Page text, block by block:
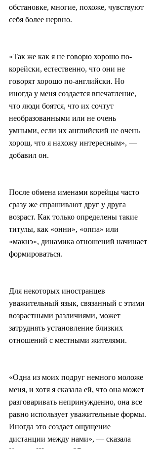
обстановке, многие, похоже, чувствуют
себя более нервно.
«Так же как я не говорю хорошо по-
корейски, естественно, что они не
говорят хорошо по-английски. Но
иногда у меня создается впечатление,
что люди боятся, что их сочтут
необразованными или не очень
умными, если их английский не очень
хорош, что я нахожу интересным», —
добавил он.
После обмена именами корейцы часто
сразу же спрашивают друг у друга
возраст. Как только определены такие
титулы, как «онни», «оппа» или
«макнэ», динамика отношений начинает
формироваться.
Для некоторых иностранцев
уважительный язык, связанный с этими
возрастными различиями, может
затруднять установление близких
отношений с местными жителями.
«Одна из моих подруг немного моложе
меня, и хотя я сказала ей, что она может
разговаривать непринужденно, она все
равно использует уважительные формы.
Иногда это создает ощущение
дистанции между нами», — сказала